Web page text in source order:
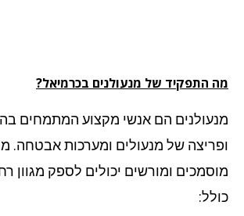
התפקיד של מנעולנים בכרמיאל?
הם אנשי מקצוע המתמחים
של מנעולים ומערכות אבטחה.
ומורשים יכולים לספק מגוון רחב